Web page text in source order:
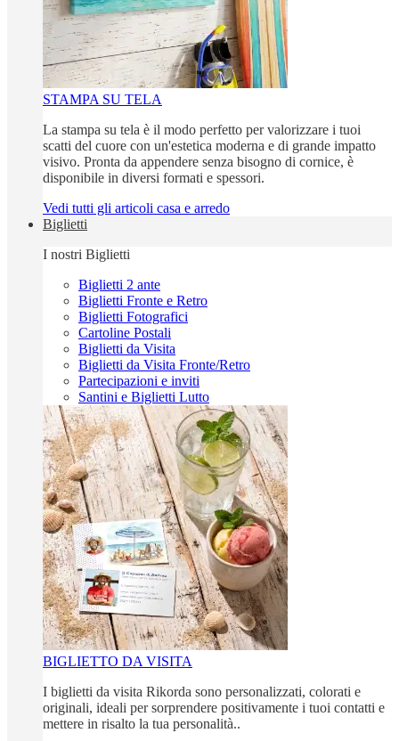
STAMPA SU TELA
La stampa su tela è il modo perfetto per valorizzare i tuoi
scatti del cuore con un'estetica moderna e di grande impatto
visivo. Pronta da appendere senza bisogno di cornice, è
disponibile in diversi formati e spessori.
Vedi tutti gli articoli casa e arredo
Biglietti
I nostri Biglietti
Biglietti 2 ante
Biglietti Fronte e Retro
Biglietti Fotografici
Cartoline Postali
Biglietti da Visita
Biglietti da Visita Fronte/Retro
Partecipazioni e inviti
Santini e Biglietti Lutto
BIGLIETTO DA VISITA
I biglietti da visita Rikorda sono personalizzati, colorati e
originali, ideali per sorprendere positivamente i tuoi contatti e
mettere in risalto la tua personalità..